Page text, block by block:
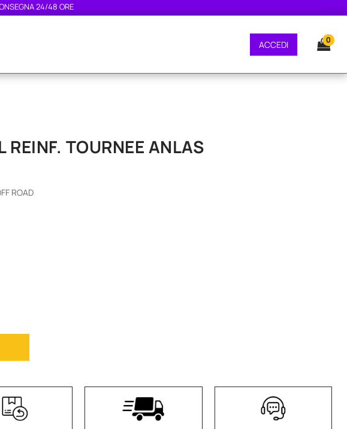
24/48 ORE - SPEDIZIONE GRATUITA - CONSEGNA 24/48 ORE - SPEDIZIONE GRATUITA -
ACCEDI 0
TOURNEE ANLAS
ROAD